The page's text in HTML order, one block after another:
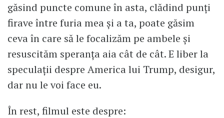
găsind puncte comune în asta, clădind punți
firave între furia mea și a ta, poate găsim
ceva în care să le focalizăm pe ambele și
resuscităm speranța aia cât de cât. E liber la
speculații despre America lui Trump, desigur,
dar nu le voi face eu.
În rest, filmul este despre: